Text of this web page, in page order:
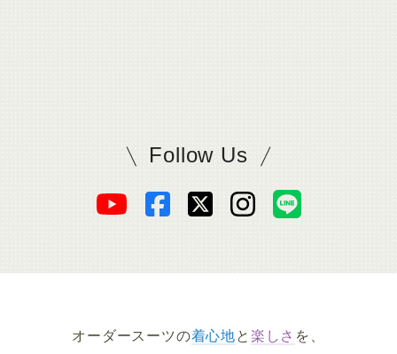
Follow UsSADAをフォロー
オ
オ
オ
オ
オーダースーツの着心地と 楽しさ を、